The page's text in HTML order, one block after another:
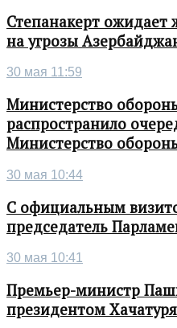
Степанакерт ожидает
на угрозы
30 мая 11:59
Министерство
распространило
Министерство
30 мая 10:44
С официальным
председатель
30 мая 10:41
Премьер-министр
президентом